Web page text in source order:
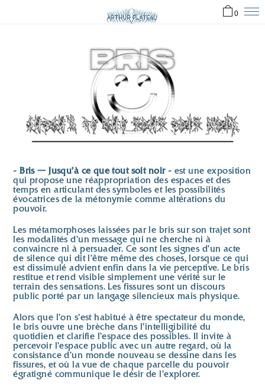
0
- Bris — Jusqu'à ce que tout soit noir -est une exposition
qui propose une réappropriation des espaces et des
temps en articulant des symboles et les possibilités
évocatrices de la métonymie comme altérations du
pouvoir.
Les métamorphoses laissées par le bris sur son trajet sont
les modalités d’un message qui ne cherche ni à
convaincre ni à persuader. Ce sont les signes d’un acte
de silence qui dit l’être même des choses, lorsque ce qui
est dissimulé advient enfin dans la vie perceptive. Le bris
restitue et rend visible simplement une vérité sur le
terrain des sensations. Les fissures sont un discours
public porté par un langage silencieux mais physique.
Alors que l’on s’est habitué à être spectateur du monde,
le bris ouvre une brèche dans l’intelligibilité du
quotidien et clarifie l’espace des possibles. Il invite à
percevoir l’espace public avec un autre regard, où la
consistance d’un monde nouveau se dessine dans les
fissures, et où la vue de chaque parcelle du pouvoir
égratigné communique le désir de l’explorer.